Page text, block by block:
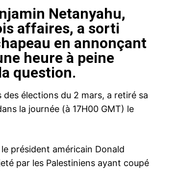
Netanyahu,
affaires, a sorti
en annonçant
heure à peine
question.
élections du 2 mars, a retiré sa
la journée (à 17H00 GMT) le
président américain Donald
par les Palestiniens ayant coupé